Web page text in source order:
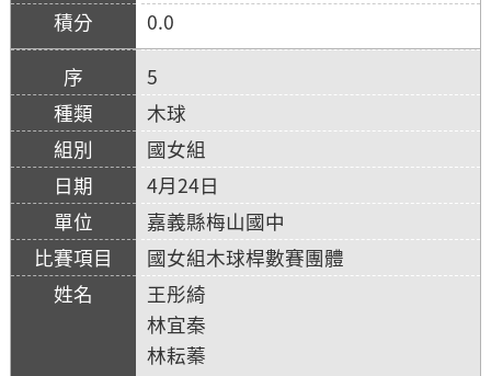
0.0
5
木球
國女組
4月24日
嘉義縣梅山國中
國女組木球桿數賽團體
王彤綺
林宜秦
林耘蓁